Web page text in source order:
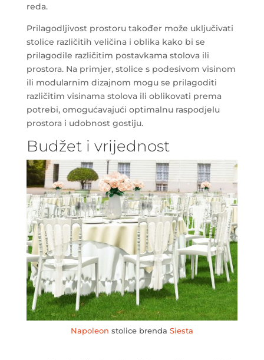
reda.
Prilagodljivost prostoru također može uključivati
stolice različitih veličina i oblika kako bi se
prilagodile različitim postavkama stolova ili
prostora. Na primjer, stolice s podesivom visinom
ili modularnim dizajnom mogu se prilagoditi
različitim visinama stolova ili oblikovati prema
potrebi, omogućavajući optimalnu raspodjelu
prostora i udobnost gostiju.
Budžet i vrijednost
Napoleon stolice brenda Siesta